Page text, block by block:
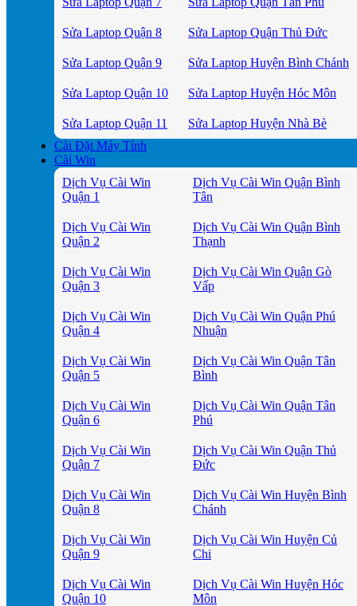
Sửa Laptop Quận 8 Sửa Laptop Quận Thủ Đức
Sửa Laptop Quận 9 Sửa Laptop Huyện Bình Chánh
Sửa Laptop Quận 10 Sửa Laptop Huyện Hóc Môn
Sửa Laptop Quận 11
Sửa Laptop Huyện Nhà Bè
Cài Đặt Máy Tính
Cài Win
Dịch Vụ Cài Win
Quận 1
Dịch Vụ Cài Win Quận Bình
Tân
Dịch Vụ Cài Win
Quận 2
Dịch Vụ Cài Win Quận Bình
Thạnh
Dịch Vụ Cài Win
Quận 3
Dịch Vụ Cài Win Quận Gò
Vấp
Dịch Vụ Cài Win
Quận 4
Dịch Vụ Cài Win Quận Phú
Nhuận
Dịch Vụ Cài Win
Quận 5
Dịch Vụ Cài Win Quận Tân
Bình
Dịch Vụ Cài Win
Quận 6
Dịch Vụ Cài Win Quận Tân
Phú
Dịch Vụ Cài Win
Quận 7
Dịch Vụ Cài Win Quận Thủ
Đức
Dịch Vụ Cài Win
Quận 8
Dịch Vụ Cài Win Huyện Bình
Chánh
Dịch Vụ Cài Win
Quận 9
Dịch Vụ Cài Win Huyện Củ
Chi
Dịch Vụ Cài Win
Quận 10
Dịch Vụ Cài Win Huyện Hóc
Môn